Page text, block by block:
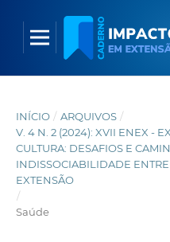
INÍCIO / ARQUIVOS /
V. 4 N. 2 (2024): XVII ENEX -
CULTURA: DESAFIOS E
INDISSOCIABILIDADE
EXTENSÃO
/
Saúde